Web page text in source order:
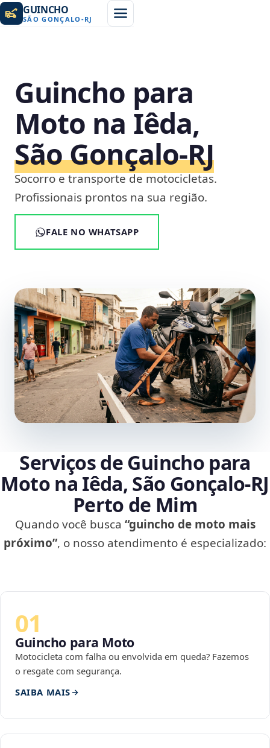
GUINCHO
SÃO GONÇALO -RJ
Guincho para
Moto na Iêda,
São Gonçalo‑RJ
Socorro e transporte de motocicletas.
Profissionais prontos na sua região.
FALE NO WHATSAPP
Serviços de Guincho para
Moto na Iêda, São Gonçalo‑RJ
Perto de Mim
Quando você busca “guincho de moto mais
próximo”, o nosso atendimento é especializado:
01
Guincho para Moto
Motocicleta com falha ou envolvida em queda? Fazemos
o resgate com segurança.
SAIBA MAIS